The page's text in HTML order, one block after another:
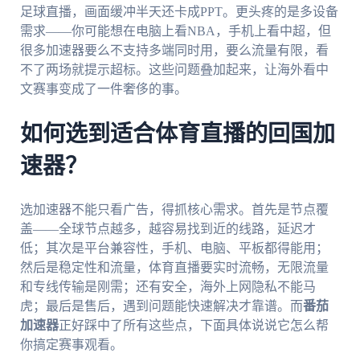
足球直播，画面缓冲半天还卡成PPT。更头疼的是多设备
需求——你可能想在电脑上看NBA，手机上看中超，但
很多加速器要么不支持多端同时用，要么流量有限，看
不了两场就提示超标。这些问题叠加起来，让海外看中
文赛事变成了一件奢侈的事。
如何选到适合体育直播的回国加
速器？
选加速器不能只看广告，得抓核心需求。首先是节点覆
盖——全球节点越多，越容易找到近的线路，延迟才
低；其次是平台兼容性，手机、电脑、平板都得能用；
然后是稳定性和流量，体育直播要实时流畅，无限流量
和专线传输是刚需；还有安全，海外上网隐私不能马
虎；最后是售后，遇到问题能快速解决才靠谱。而番茄
加速器正好踩中了所有这些点，下面具体说说它怎么帮
你搞定赛事观看。